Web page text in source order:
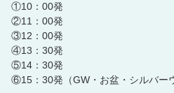
①10：00発
②11：00発
③12：00発
④13：30発
⑤14：30発
⑥15：30発（GW・お盆・シルバー